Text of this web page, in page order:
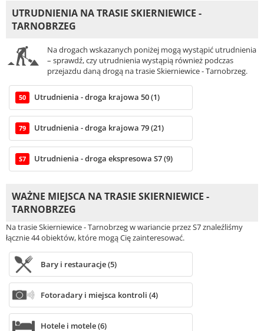
UTRUDNIENIA NA TRASIE SKIERNIEWICE -
TARNOBRZEG
Na drogach wskazanych poniżej mogą wystąpić utrudnienia
– sprawdź, czy utrudnienia wystąpią również podczas
przejazdu daną drogą na trasie Skierniewice - Tarnobrzeg.
50 Utrudnienia - droga krajowa 50 (1)
79 Utrudnienia - droga krajowa 79 (21)
S7 Utrudnienia - droga ekspresowa S7 (9)
WAŻNE MIEJSCA NA TRASIE SKIERNIEWICE -
TARNOBRZEG
Na trasie Skierniewice - Tarnobrzeg w wariancie przez S7 znaleźliśmy
łącznie 44 obiektów, które mogą Cię zainteresować.
Bary i restauracje (5)
Fotoradary i miejsca kontroli (4)
Hotele i motele (6)